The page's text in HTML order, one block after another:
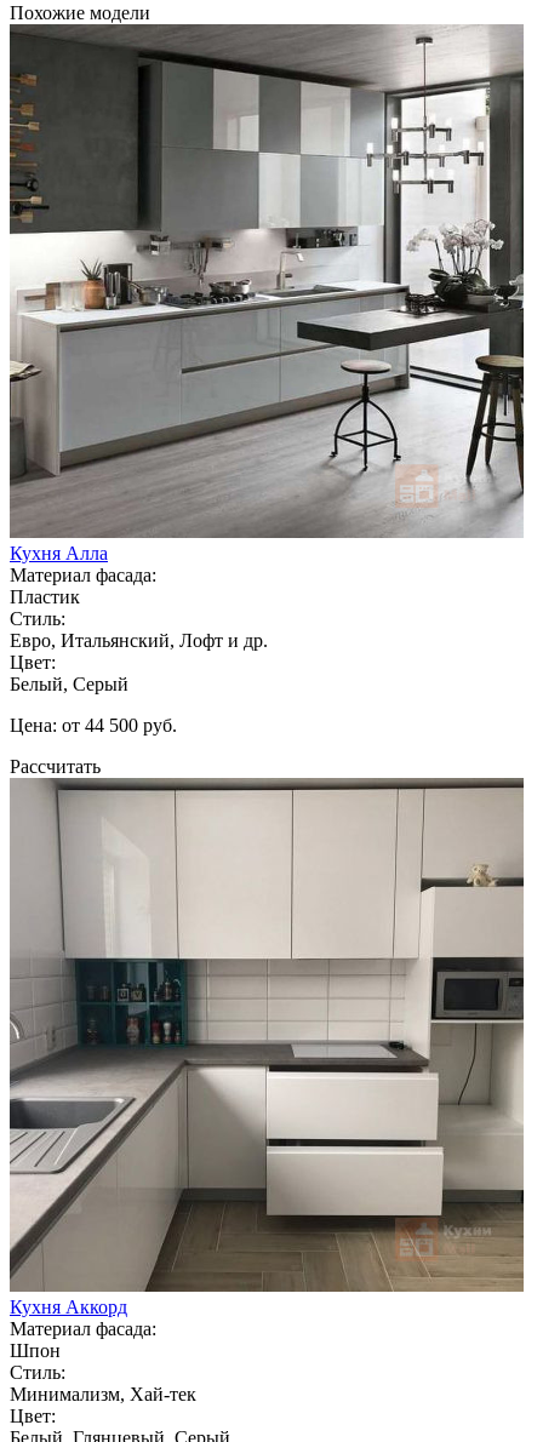
Похожие модели
Кухня Алла
Материал фасада:
Пластик
Стиль:
Евро, Итальянский, Лофт и др.
Цвет:
Белый, Серый
Цена: от 44 500 руб.
Рассчитать
Кухня Аккорд
Материал фасада:
Шпон
Стиль:
Минимализм, Хай-тек
Цвет:
Белый, Глянцевый, Серый